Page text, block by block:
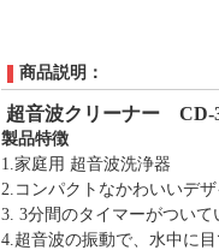
商品説明：
超音波クリーナー CD-
製品特徴
1.家庭用 超音波洗浄器
2. コンパクトなかわいいデ
3. 3分間のタイマーがつい
4.超音波の振動で、水中に